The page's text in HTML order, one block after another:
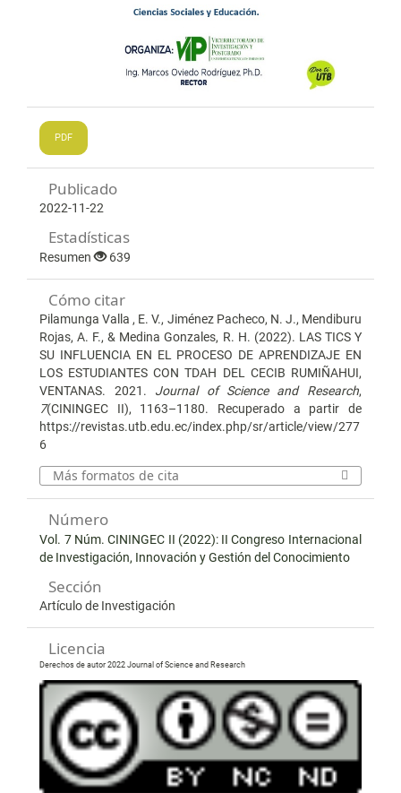
PDF
Publicado
2022-11-22
Estadísticas
Resumen 639
Cómo citar
Pilamunga Valla , E. V., Jiménez Pacheco, N. J., Mendiburu
Rojas, A. F., & Medina Gonzales, R. H. (2022). LAS TICS Y
SU INFLUENCIA EN EL PROCESO DE APRENDIZAJE EN
LOS ESTUDIANTES CON TDAH DEL CECIB RUMIÑAHUI,
VENTANAS. 2021. Journal of Science and Research,
7(CININGEC II), 1163–1180. Recuperado a partir de
https://revistas.utb.edu.ec/index.php/sr/article/view/277
6
Más formatos de cita
Número
Vol. 7 Núm. CININGEC II (2022): II Congreso Internacional
de Investigación, Innovación y Gestión del Conocimiento
Sección
Artículo de Investigación
Licencia
Derechos de autor 2022 Journal of Science and Research